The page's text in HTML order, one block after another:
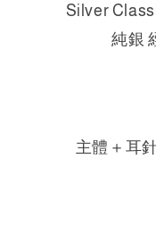
Silver
純銀
主體＋耳針